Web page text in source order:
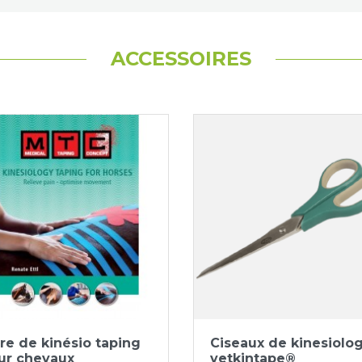
ACCESSOIRES
 Aperçu rapide
de kinésio taping
chevaux
Aperçu rapide
Ciseaux de
vetkintape®